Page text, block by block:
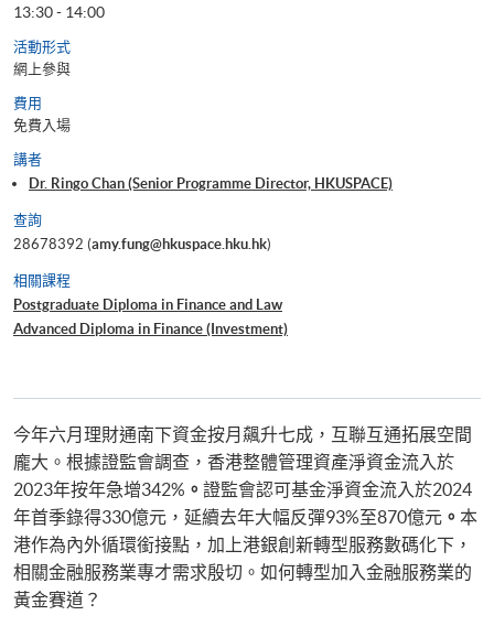
13:30 - 14:00
活動形式
網上參與
費用
免費入場
講者
Dr. Ringo Chan (Senior Programme Director, HKUSPACE)
查詢
28678392 (amy.fung@hkuspace.hku.hk)
相關課程
Postgraduate Diploma in Finance and Law
Advanced Diploma in Finance (Investment)
今年六月理財通南下資金按月飆升七成，互聯互通拓展空間
龐大。根據證監會調查，香港整體管理資產淨資金流入於
2023年按年急增342% 。 證監會認可基金淨資金流入於2024
年首季錄得330億元，延續去年大幅反彈93%至870億元 。 本
港作為內外循環銜接點，加上港銀創新轉型服務數碼化下，
相關金融服務業專才需求殷切。如何轉型加入金融服務業的
黃金賽道？